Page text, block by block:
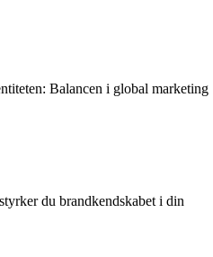
Balancen i global marketing
du brandkendskabet i din